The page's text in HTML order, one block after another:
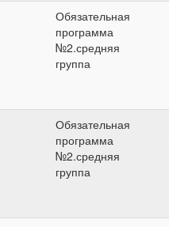
Обязательная
программа
№2.средняя
группа
Обязательная
программа
№2.средняя
группа